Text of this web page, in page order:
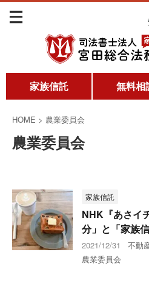
家族信託 無料相
HOME > 農業委員会
農業委員会
家族信託
NHK『あさイ
分」と「家族
2021/12/31 不動
農業委員会